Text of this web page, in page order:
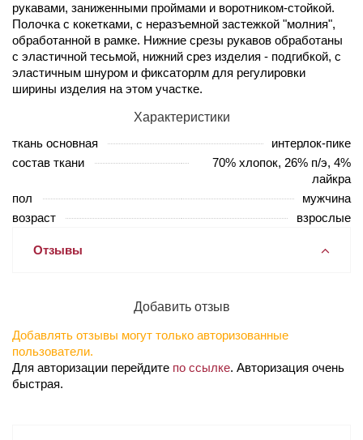
рукавами, заниженными проймами и воротником-стойкой.
Полочка с кокетками, с неразъемной застежкой "молния",
обработанной в рамке. Нижние срезы рукавов обработаны
с эластичной тесьмой, нижний срез изделия - подгибкой, с
эластичным шнуром и фиксаторлм для регулировки
ширины изделия на этом участке.
Характеристики
ткань основная
интерлок-пике
состав ткани
70% хлопок, 26% п/э, 4%
лайкра
пол
мужчина
возраст
взрослые
Отзывы
Добавить отзыв
Добавлять отзывы могут только авторизованные
пользователи.
Для авторизации перейдите по ссылке. Авторизация очень
быстрая.